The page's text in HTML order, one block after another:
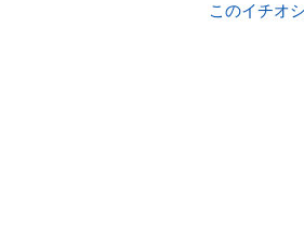
る”トロフィー・ハンティング”をする気はあり
このイチオ